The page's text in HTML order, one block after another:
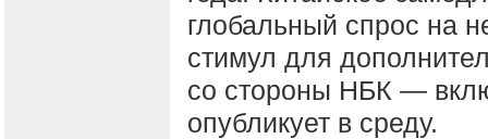
глобальный спрос на
стимул для
со стороны НБК —
опубликует в среду.